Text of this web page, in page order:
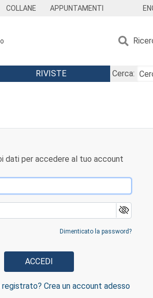
COLLANE APPUNTAMENTI
RIVISTE
Cerca:
dati per accedere al tuo account
Dimenticato la password?
registrato? Crea un account adesso